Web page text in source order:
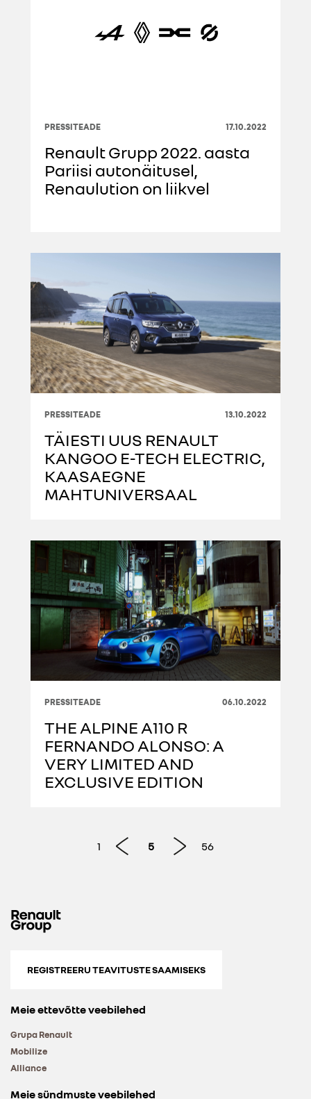
PRESSITEADE 17.10.2022
Renault Grupp 2022. aasta
Pariisi autonäitusel,
Renaulution on liikvel
PRESSITEADE 13.10.2022
TÄIESTI UUS RENAULT
KANGOO E-TECH ELECTRIC,
KAASAEGNE
MAHTUNIVERSAAL
PRESSITEADE 06.10.2022
THE ALPINE A110 R
FERNANDO ALONSO: A
VERY LIMITED AND
EXCLUSIVE EDITION
1 5 56
REGISTREERU TEAVITUSTE SAAMISEKS
Meie ettevõtte veebilehed
Grupa Renault
Mobilize
Alliance
Meie sündmuste veebilehed